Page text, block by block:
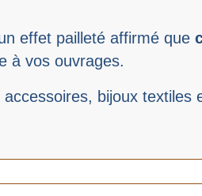
effet pailleté affirmé que
à vos ouvrages.
bijoux textiles